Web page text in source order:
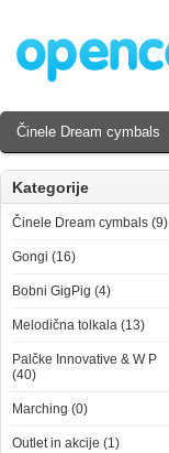
Činele Dream cymbals
Kategorije
Činele Dream cymbals (9)
Gongi (16)
Bobni GigPig (4)
Melodična tolkala (13)
Palčke Innovative & W P
(40)
Marching (0)
Outlet in akcije (1)